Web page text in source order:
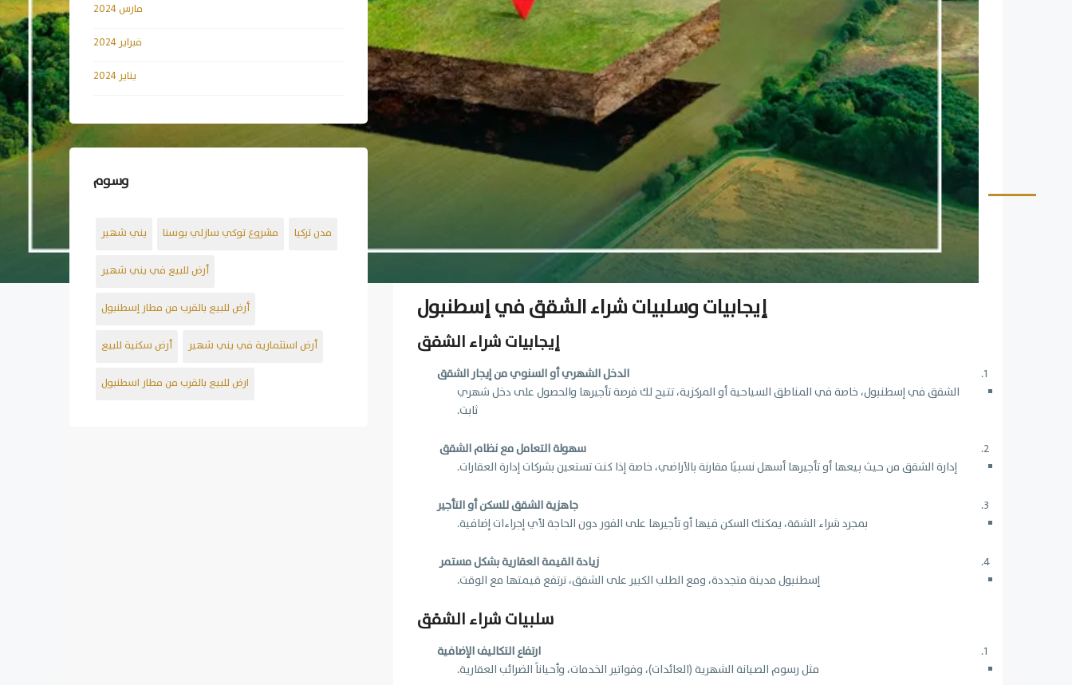
إيجابيات وسلبيات شراء الشقق في إسطنبول
إيجابيات شراء الشقق
الدخل الشهري أو السنوي من إيجار الشقق
الشقق في إسطنبول، خاصة في المناطق السياحية أو المركزية، تتيح لك فرصة تأجيرها والحصول على دخل شهري
ثابت.
سهولة التعامل مع نظام الشقق
إدارة الشقق من حيث بيعها أو تأجيرها أسهل نسبيًا مقارنة بالأراضي، خاصة إذا كنت تستعين بشركات إدارة العقارات.
جاهزية الشقق للسكن أو التأجير
بمجرد شراء الشقة، يمكنك السكن فيها أو تأجيرها على الفور دون الحاجة لأي إجراءات إضافية.
زيادة القيمة العقارية بشكل مستمر
إسطنبول مدينة متجددة، ومع الطلب الكبير على الشقق، ترتفع قيمتها مع الوقت.
سلبيات شراء الشقق
ارتفاع التكاليف الإضافية
مثل رسوم الصيانة الشهرية (العائدات)، وفواتير الخدمات، وأحياناً الضرائب العقارية.
مارس 2024
فبراير 2024
يناير 2024
وسوم
مدن تركيا مشروع توكي سازلي بوسنا يني شهير
أرض للبيع في يني شهير
أرض للبيع بالقرب من مطار إسطنبول
أرض استثمارية في يني شهير أرض سكنية للبيع
ارض للبيع بالقرب من مطار اسطنبول